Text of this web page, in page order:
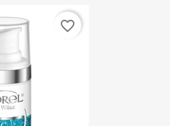
favorite_border